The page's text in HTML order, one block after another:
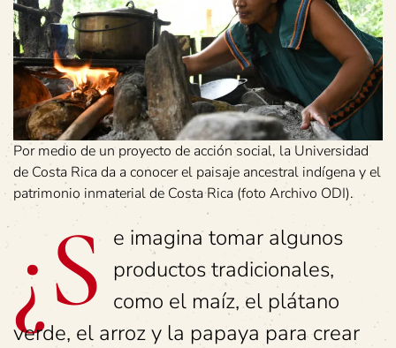
Por medio de un proyecto de acción social, la Universidad
de Costa Rica da a conocer el paisaje ancestral indígena y el
patrimonio inmaterial de Costa Rica (foto Archivo ODI).
¿S e imagina tomar algunos
productos tradicionales,
como el maíz, el plátano
verde, el arroz y la papaya para crear